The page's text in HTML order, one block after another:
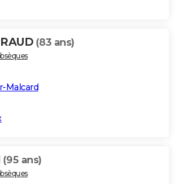
(83 ans)
Malcard
(95 ans)